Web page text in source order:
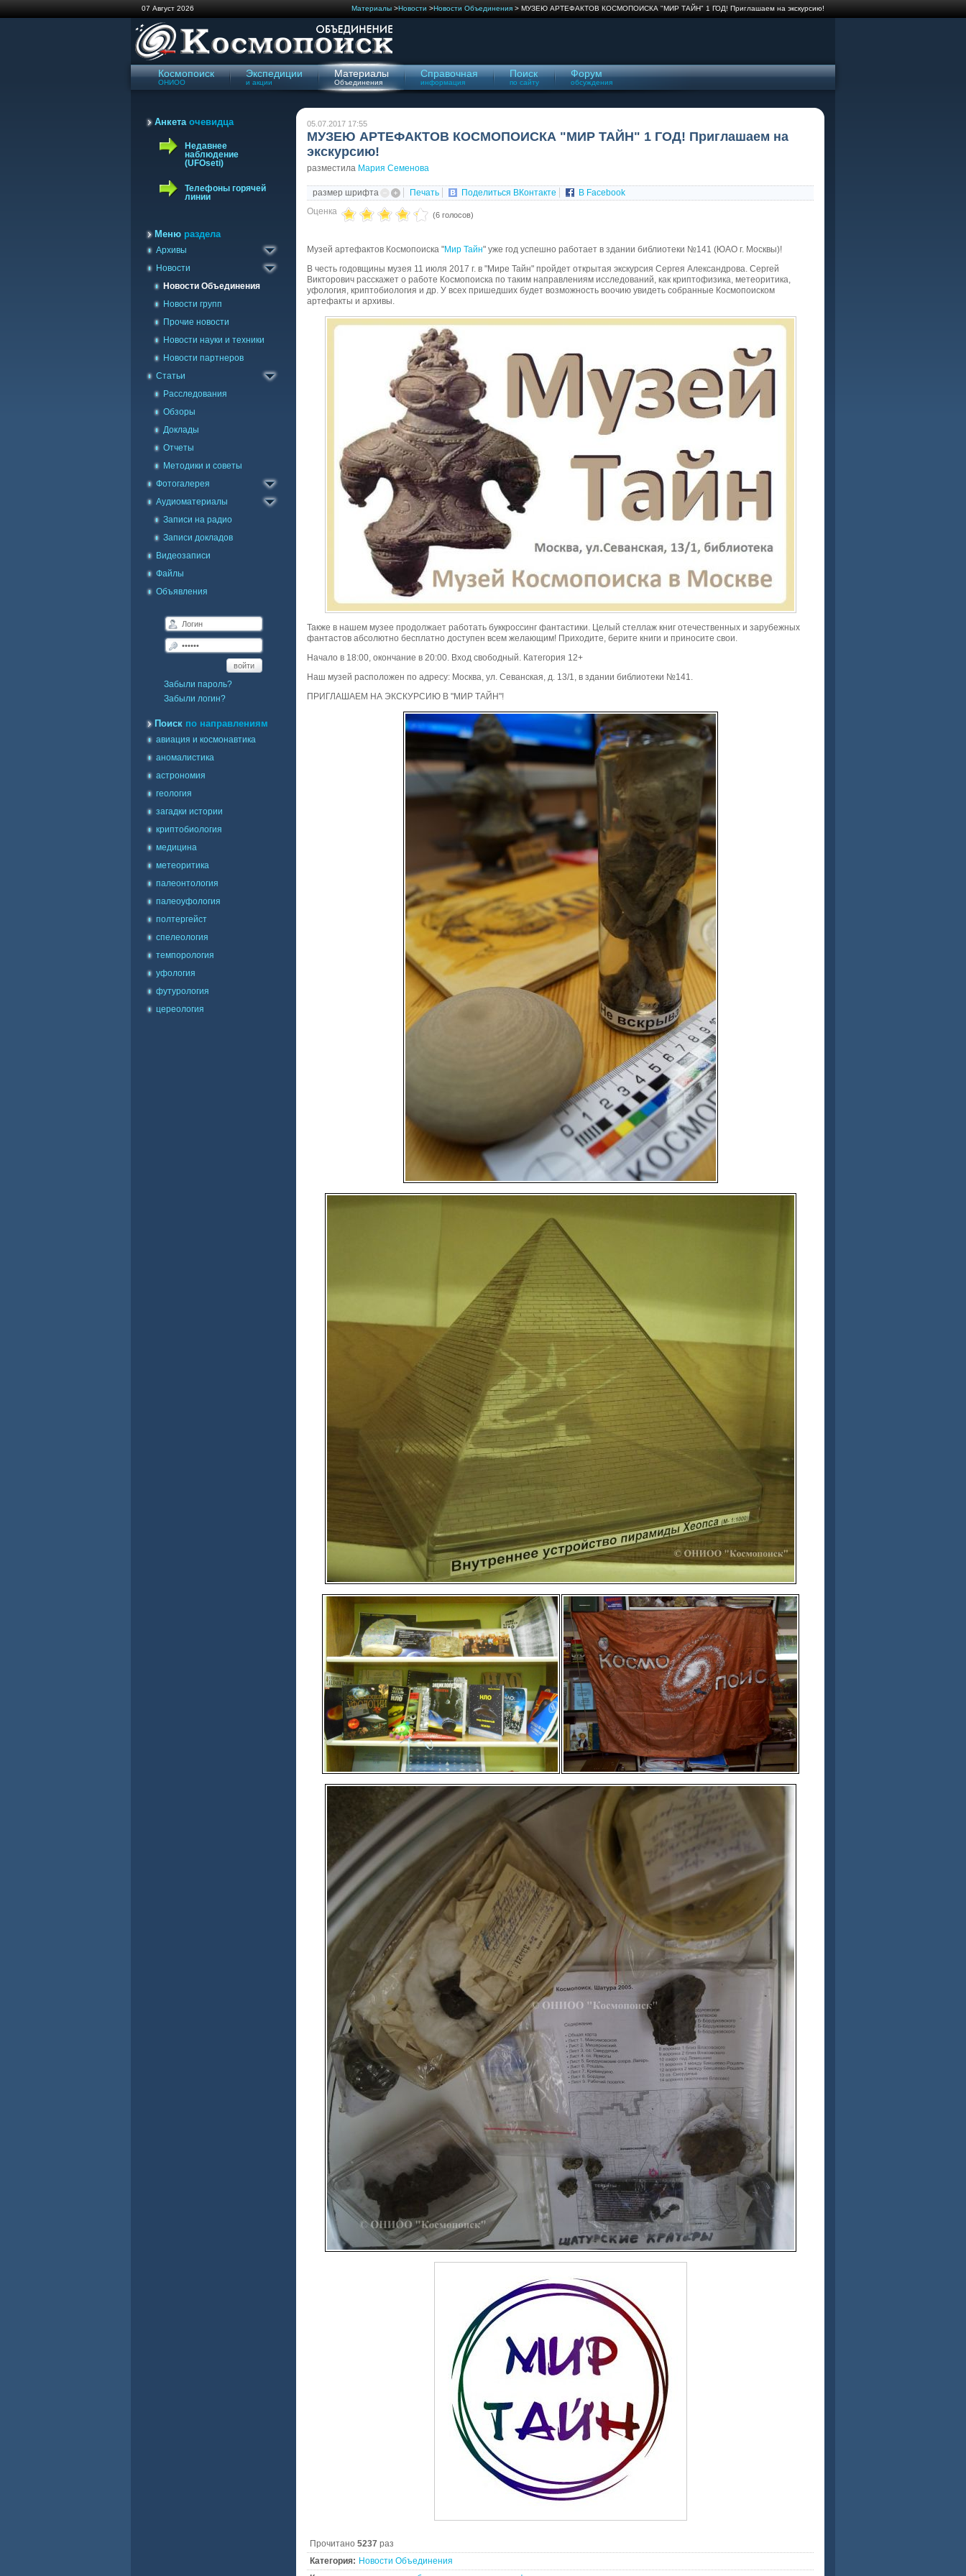
07 Август 2026 Материалы >Новости >Новости Объединения > МУЗЕЮ АРТЕФАКТОВ КОСМОПОИСКА "МИР ТАЙН" 1 ГОД! Приглашаем на экскурсию!
Космопоиск
ОНИОО
Экспедиции
и акции
Материалы
Объединения
Справочная
информация
Поиск
по сайту
Форум
обсуждения
Анкетаочевидца
Недавнее
наблюдение
(UFOseti)
Телефоны горячей
линии
Меню раздела
Архивы
Газета Космопоиск
Архив новостей
Новости
Новости Объединения
Новости групп
Прочие новости
Новости науки и техники
Новости партнеров
Статьи
Расследования
Обзоры
Доклады
Отчеты
Методики и советы
Фотогалерея
Каталог фото
Галерея на карте
Аудиоматериалы
Записи на радио
Записи докладов
Видеозаписи
Файлы
Объявления
войти
Забыли пароль?
Забыли логин?
Поиск по направлениям
авиация и космонавтика
аномалистика
астрономия
геология
загадки истории
криптобиология
медицина
метеоритика
палеонтология
палеоуфология
полтергейст
спелеология
темпорология
уфология
футурология
цереология
05.07.2017 17:55
МУЗЕЮ АРТЕФАКТОВ КОСМОПОИСКА "МИР ТАЙН" 1 ГОД! Приглашаем на
экскурсию!
разместила Мария Семенова
размер шрифта Печать Поделиться ВКонтакте
В Facebook
Оценка
(6 голосов)
Музей артефактов Космопоиска "Мир Тайн" уже год успешно работает в здании библиотеки №141 (ЮАО г. Москвы)!
В честь годовщины музея 11 июля 2017 г. в "Мире Тайн" пройдет открытая экскурсия Сергея Александрова. Сергей
Викторович расскажет о работе Космопоиска по таким направлениям исследований, как криптофизика, метеоритика,
уфология, криптобиология и др. У всех пришедших будет возможность воочию увидеть собранные Космопоиском
артефакты и архивы.
Также в нашем музее продолжает работать буккроссинг фантастики. Целый стеллаж книг отечественных и зарубежных
фантастов абсолютно бесплатно доступен всем желающим! Приходите, берите книги и приносите свои.
Начало в 18:00, окончание в 20:00. Вход свободный. Категория 12+
Наш музей расположен по адресу: Москва, ул. Севанская, д. 13/1, в здании библиотеки №141.
ПРИГЛАШАЕМ НА ЭКСКУРСИЮ В "МИР ТАЙН"!
Прочитано 5237 раз
Категория: Новости Объединения